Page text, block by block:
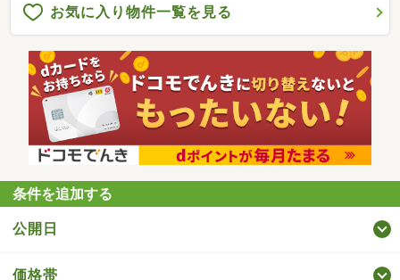
お気に入り物件一覧を見る
条件を追加する
公開日
価格帯